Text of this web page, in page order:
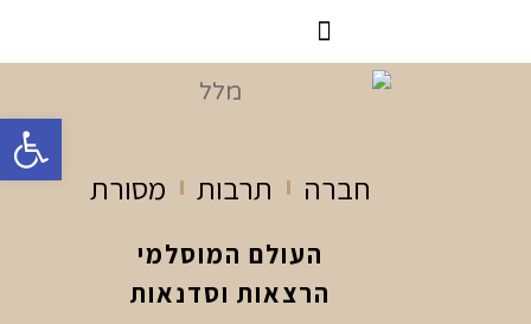
חברה תרבות מסורת
העולם המוסלמי
הרצאות וסדנאות